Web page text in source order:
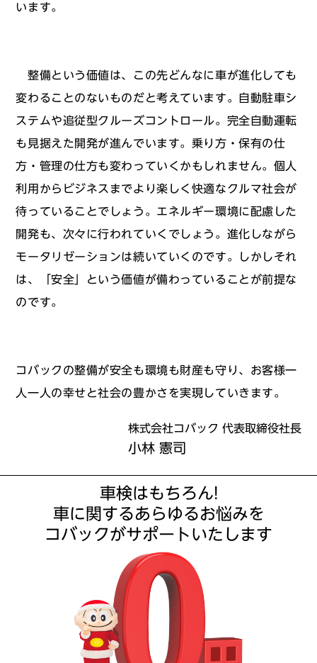
います。
整備という価値は、この先どんなに車が進化しても
変わることのないものだと考えています。自動駐車シ
ステムや追従型クルーズコントロール。完全自動運転
も見据えた開発が進んでいます。乗り方・保有の仕
方・管理の仕方も変わっていくかもしれません。個人
利用からビジネスまでより楽しく快適なクルマ社会が
待っていることでしょう。エネルギー環境に配慮した
開発も、次々に行われていくでしょう。進化しながら
モータリゼーションは続いていくのです。しかしそれ
は、「安全」という価値が備わっていることが前提な
のです。
コバックの整備が安全も環境も財産も守り、お客様一
人一人の幸せと社会の豊かさを実現していきます。
株式会社コバック 代表取締役社長
小林 憲司
車検はもちろん!
車に関するあらゆるお悩みを
コバックがサポートいたします